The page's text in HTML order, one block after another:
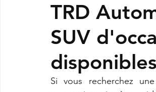
TRD
SUV
Si vous recherchez